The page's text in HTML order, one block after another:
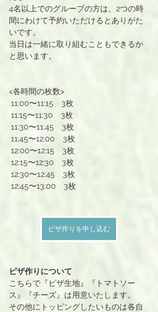
4名以上でのグループの方は、2つの時
間にわけて予約いただけるとありがた
いです。
当日は一緒に取り組むこともできるか
と思います。
<各時間の枚数>
11:00〜11:15　3枚
11:15〜11:30　3枚
11:30〜11:45　3枚
11:45〜12:00　3枚
12:00〜12:15　3枚
12:15〜12:30　3枚
12:30〜12:45　3枚
12:45〜13:00　3枚
ピザ作りを申し込む
ピザ作りについて
こちらで『ピザ生地』『トマトソー
ス』『チーズ』は用意いたします。
その他にトッピングしたいものは各自